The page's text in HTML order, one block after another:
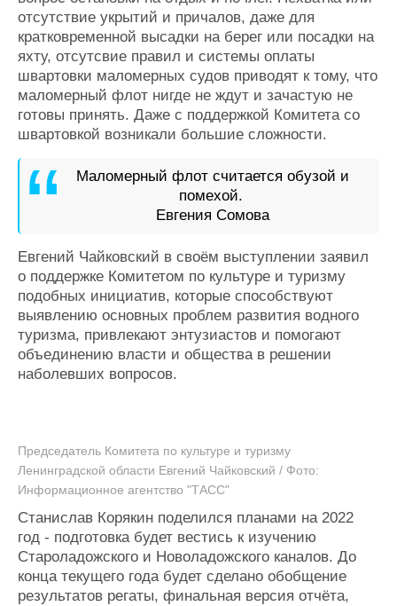
отсутствие укрытий и причалов, даже для
кратковременной высадки на берег или посадки на
яхту, отсутсвие правил и системы оплаты
швартовки маломерных судов приводят к тому, что
маломерный флот нигде не ждут и зачастую не
готовы принять. Даже с поддержкой Комитета со
швартовкой возникали большие сложности.
Маломерный флот считается обузой и
помехой.
Евгения Сомова
Евгений Чайковский в своём выступлении заявил
о поддержке Комитетом по культуре и туризму
подобных инициатив, которые способствуют
выявлению основных проблем развития водного
туризма, привлекают энтузиастов и помогают
объединению власти и общества в решении
наболевших вопросов.
Председатель Комитета по культуре и туризму
Ленинградской области Евгений Чайковский / Фото:
Информационное агентство "ТАСС"
Станислав Корякин поделился планами на 2022
год - подготовка будет вестись к изучению
Староладожского и Новоладожского каналов. До
конца текущего года будет сделано обобщение
результатов регаты, финальная версия отчёта,